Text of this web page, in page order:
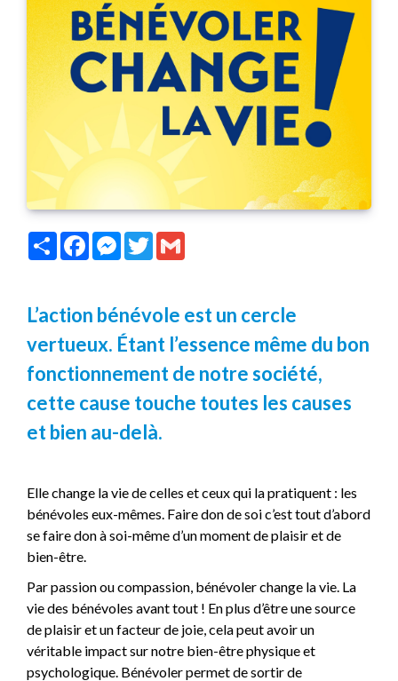
PartagerFacebookMessenger
Twitter
L’action bénévole est un cercle
vertueux. Étant l’essence même du bon
fonctionnement de notre société,
cette cause touche toutes les causes
et bien au-delà.
Elle change la vie de celles et ceux qui la pratiquent : les
bénévoles eux-mêmes. Faire don de soi c’est tout d’abord
se faire don à soi-même d’un moment de plaisir et de
bien-être.
Par passion ou compassion, bénévoler change la vie. La
vie des bénévoles avant tout ! En plus d’être une source
de plaisir et un facteur de joie, cela peut avoir un
véritable impact sur notre bien-être physique et
psychologique. Bénévoler permet de sortir de